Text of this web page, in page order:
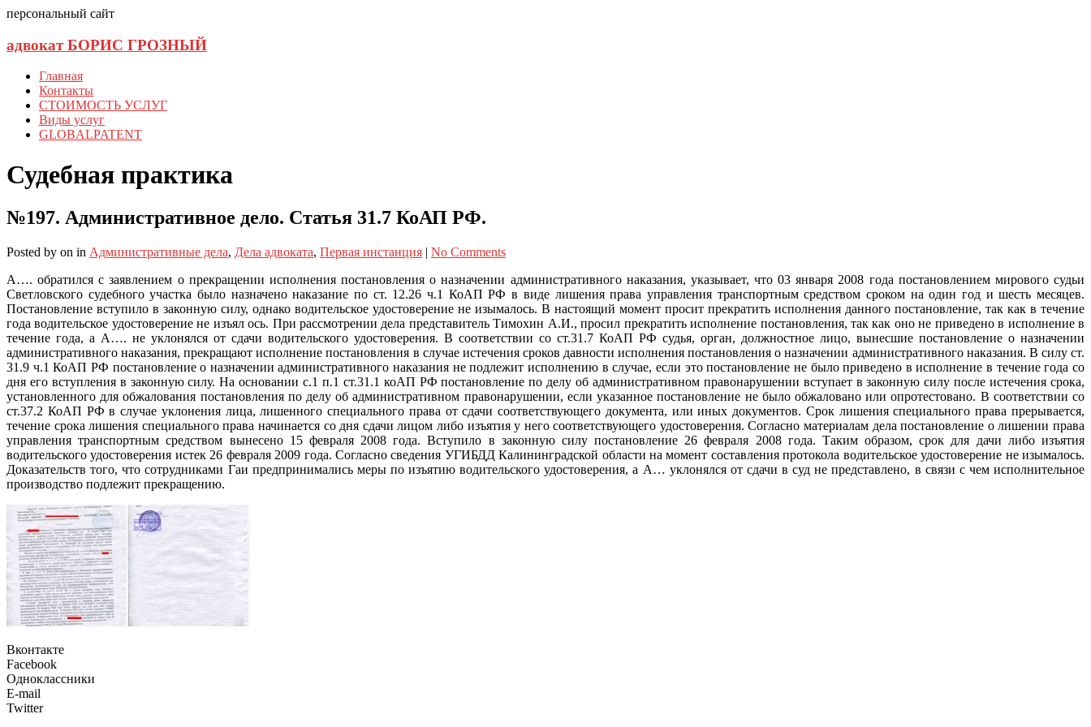
персональный сайт
адвокат БОРИС ГРОЗНЫЙ
Главная
Контакты
СТОИМОСТЬ УСЛУГ
Виды услуг
GLOBALPATENT
Судебная практика
№197. Административное дело. Статья 31.7 КоАП РФ.
Posted by on in Административные дела, Дела адвоката, Первая инстанция | No Comments
А…. обратился с заявлением о прекращении исполнения постановления о назначении административного наказания, указывает, что 03 января 2008 года постановлением мирового судьи
Светловского судебного участка было назначено наказание по ст. 12.26 ч.1 КоАП РФ в виде лишения права управления транспортным средством сроком на один год и шесть месяцев.
Постановление вступило в законную силу, однако водительское удостоверение не изымалось. В настоящий момент просит прекратить исполнения данного постановление, так как в течение
года водительское удостоверение не изъял ось. При рассмотрении дела представитель Тимохин А.И., просил прекратить исполнение постановления, так как оно не приведено в исполнение в
течение года, а А…. не уклонялся от сдачи водительского удостоверения. В соответствии со ст.31.7 КоАП РФ судья, орган, должностное лицо, вынесшие постановление о назначении
административного наказания, прекращают исполнение постановления в случае истечения сроков давности исполнения постановления о назначении административного наказания. В силу ст.
31.9 ч.1 КоАП РФ постановление о назначении административного наказания не подлежит исполнению в случае, если это постановление не было приведено в исполнение в течение года со
дня его вступления в законную силу. На основании с.1 п.1 ст.31.1 коАП РФ постановление по делу об административном правонарушении вступает в законную силу после истечения срока,
установленного для обжалования постановления по делу об административном правонарушении, если указанное постановление не было обжаловано или опротестовано. В соответствии со
ст.37.2 КоАП РФ в случае уклонения лица, лишенного специального права от сдачи соответствующего документа, или иных документов. Срок лишения специального права прерывается,
течение срока лишения специального права начинается со дня сдачи лицом либо изъятия у него соответствующего удостоверения. Согласно материалам дела постановление о лишении права
управления транспортным средством вынесено 15 февраля 2008 года. Вступило в законную силу постановление 26 февраля 2008 года. Таким образом, срок для дачи либо изъятия
водительского удостоверения истек 26 февраля 2009 года. Согласно сведения УГИБДД Калининградской области на момент составления протокола водительское удостоверение не изымалось.
Доказательств того, что сотрудниками Гаи предпринимались меры по изъятию водительского удостоверения, а А… уклонялся от сдачи в суд не представлено, в связи с чем исполнительное
производство подлежит прекращению.
Вконтакте
Facebook
Одноклассники
E-mail
Twitter